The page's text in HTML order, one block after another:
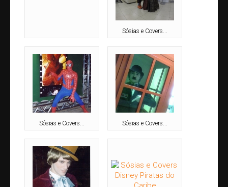
Lançamento de Produtos
Projetos Personalizados
Promoções
Treinamentos
Apresentadores
Atores Performáticos
Bandas & Músicos | Bailarinos
Sósias e Covers...
Sósias e Covers... Sósias e Covers...